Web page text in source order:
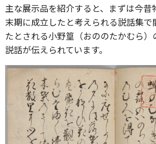
主な展示品を紹介すると、まずは今昔
末期に成立したと考えられる説話集で
たとされる小野篁（おののたかむら
説話が伝えられています。